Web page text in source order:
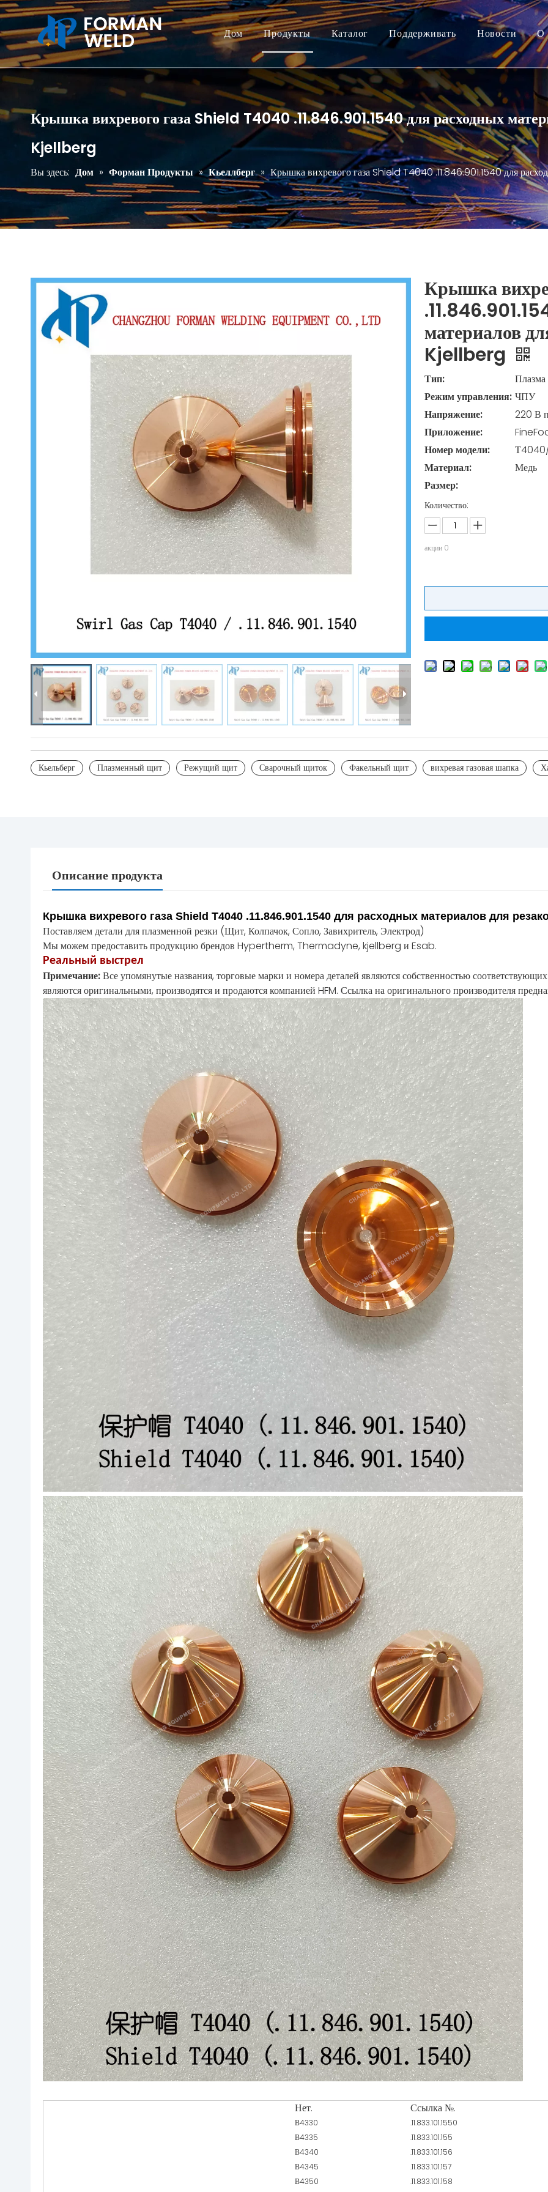
Дом Продукты Каталог Поддерживать Новости О
Крышка вихревого газа Shield T4040 .11.846.901.1540 для расходных
Kjellberg
Вы здесь: Дом » Форман Продукты » Кьеллберг » Крышка вихревого газа Shield T4040 .11.846.901.1540 для
Крышка
материалов
Kjellberg
Тип:
Плазма
Режим управления: ЧПУ
Напряжение:
220 В
Приложение:
Номер модели:
Т4040/
Материал:
Медь
Размер:
Количество:
акции 0
Кьельберг Плазменный щит Режущий щит Сварочный щиток Факельный щит вихревая газовая шапка
Описание продукта
Крышка вихревого газа Shield T4040 .11.846.901.1540 для расходных материалов для
Поставляем детали для плазменной резки (Щит, Колпачок, Сопло, Завихритель, Электрод)
Мы можем предоставить продукцию брендов Hypertherm, Thermadyne, kjellberg и Esab.
Реальный выстрел
Примечание:Все упомянутые названия, торговые марки и номера деталей являются собственностью
являются оригинальными, производятся и продаются компанией HFM. Ссылка на оригинального производителя
Нет. Ссылка №.
В4330 .11.833.101.1550
В4335
.11.833.101.155
В4340
.11.833.101.156
В4345
.11.833.101.157
В4350
.11.833.101.158